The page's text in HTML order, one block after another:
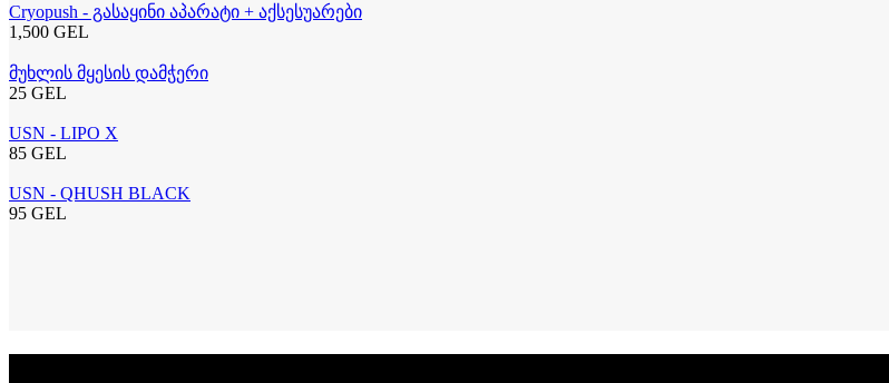
Cryopush - გასაყინი აპარატი + აქსესუარები
1,500 GEL
მუხლის მყესის დამჭერი
25 GEL
USN - LIPO X
85 GEL
USN - QHUSH BLACK
95 GEL